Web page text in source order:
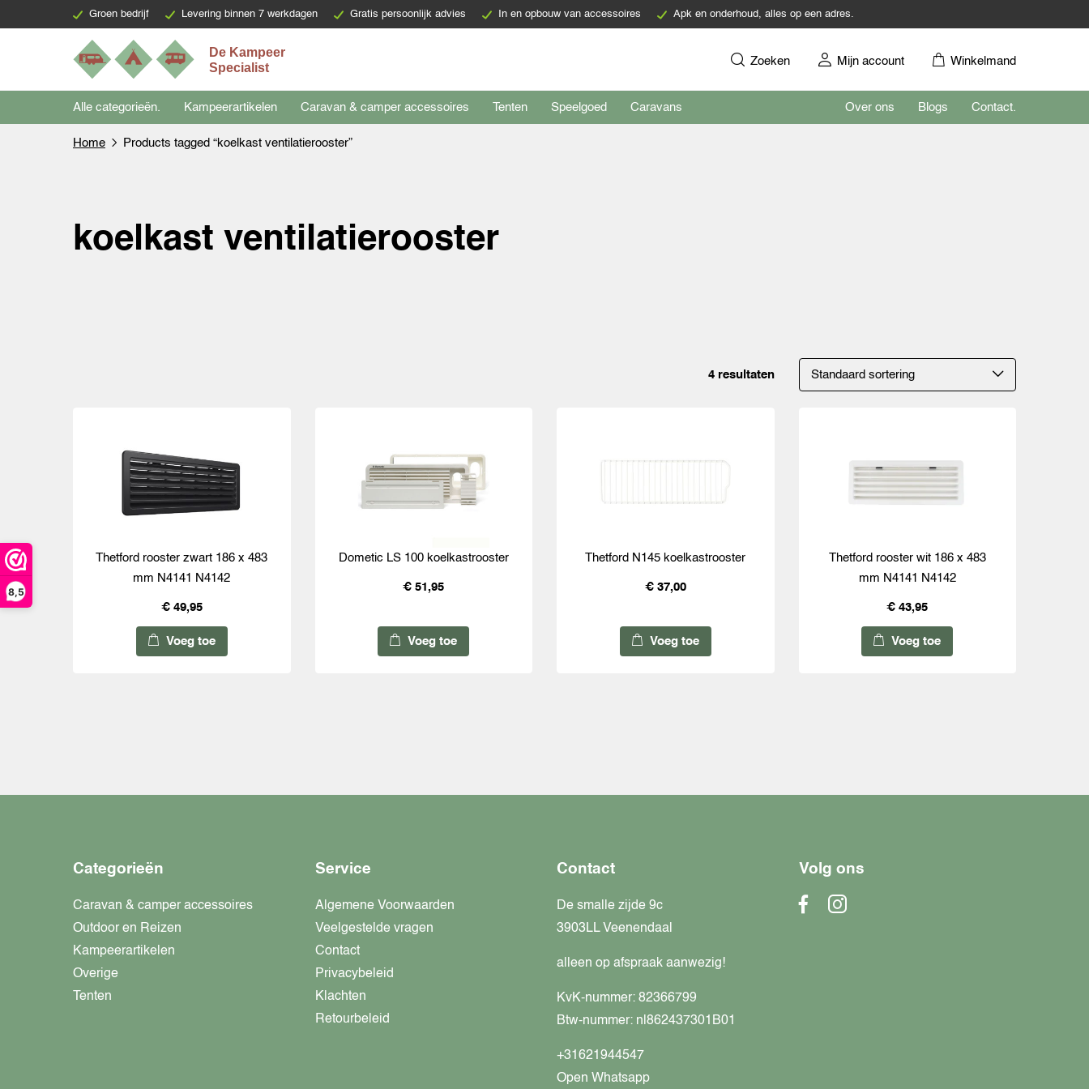
8,5
Groen bedrijf Levering binnen 7 werkdagen Gratis persoonlijk advies In en opbouw van accessoires Apk en onderhoud, alles op een adres.
Zoeken Mijn account Winkelmand
Alle categorieën. Kampeerartikelen Caravan & camper accessoires Tenten Speelgoed Caravans Over ons Blogs Contact.
Home Products tagged “koelkast ventilatierooster”
koelkast ventilatierooster
4 resultaten
Thetford rooster zwart 186 x 483
mm N4141 N4142
€ 49,95
Voeg toe
Dometic LS 100 koelkastrooster
€ 51,95
Voeg toe
Thetford N145 koelkastrooster
€ 37,00
Voeg toe
Thetford rooster wit 186 x 483
mm N4141 N4142
€ 43,95
Voeg toe
Categorieën
Caravan & camper accessoires
Outdoor en Reizen
Kampeerartikelen
Overige
Tenten
Service
Algemene Voorwaarden
Veelgestelde vragen
Contact
Privacybeleid
Klachten
Retourbeleid
Contact
De smalle zijde 9c
3903LL Veenendaal
alleen op afspraak aanwezig!
KvK-nummer: 82366799
Btw-nummer: nl862437301B01
+31621944547
Open Whatsapp
Volg ons